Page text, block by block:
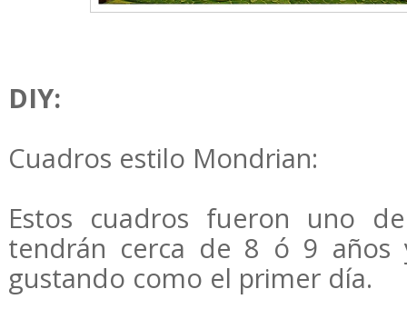
DIY:
Cuadros estilo Mondrian:
Estos cuadros fueron uno
tendrán cerca de 8 ó 9 años
gustando como el primer día.